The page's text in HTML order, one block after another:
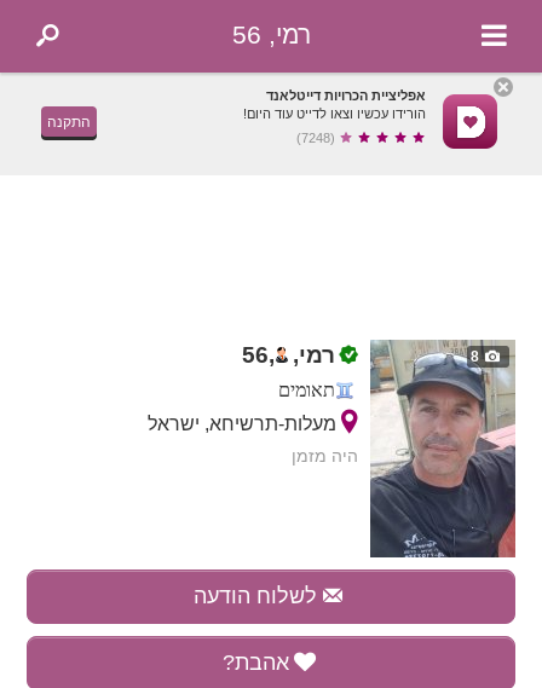
רמי, 56
אפליציית הכרויות דייטלאנד
הורידו עכשיו וצאו לדייט עוד היום!
(7248)
התקנה
8 רמי, ,
56
תאומים
מעלות-תרשיחא, ישראל
היה מזמן
לשלוח הודעה
אהבת?